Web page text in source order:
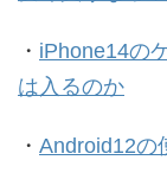
・ iPhone14の
は入るのか
・ Android12の